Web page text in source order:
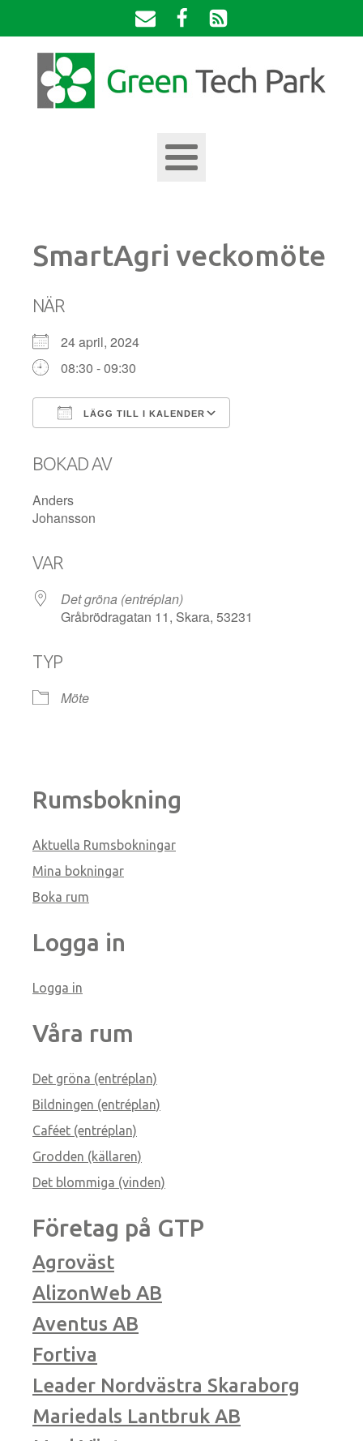
SmartAgri veckomöte
NÄR
24 april, 2024
08:30 - 09:30
LÄGG TILL I KALENDER
BOKAD AV
Anders
Johansson
VAR
Det gröna (entréplan)
Gråbrödragatan 11, Skara, 53231
TYP
Möte
Rumsbokning
Aktuella Rumsbokningar
Mina bokningar
Boka rum
Logga in
Logga in
Våra rum
Det gröna (entréplan)
Bildningen (entréplan)
Caféet (entréplan)
Grodden (källaren)
Det blommiga (vinden)
Företag på GTP
Agroväst
AlizonWeb AB
Aventus AB
Fortiva
Leader Nordvästra Skaraborg
Mariedals Lantbruk AB